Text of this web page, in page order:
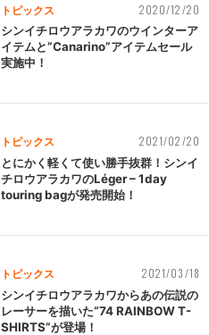
トピックス 2020/12/20
シンイチロウアラカワのウインターア
イテムと”Canarino”アイテムセール
実施中！
トピックス 2021/02/20
とにかく軽くて使い勝手抜群！シンイ
チロウアラカワのLéger – 1day
touring bagが発売開始！
トピックス 2021/03/18
シンイチロウアラカワからあの伝説の
レーサーを描いた“74 RAINBOW T-
SHIRTS”が登場！